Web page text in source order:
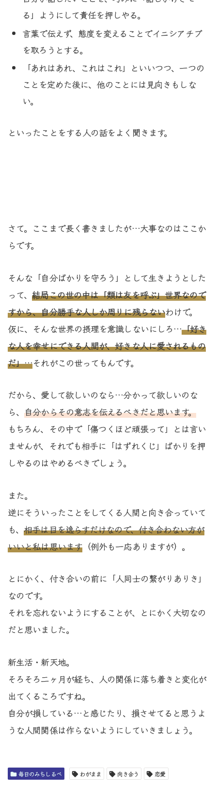
る」ようにして責任を押しやる。
言葉で伝えず、態度を変えることでイニシアチブ
を取ろうとする。
「あれはあれ、これはこれ」といいつつ、一つの
ことを定めた後に、他のことには見向きもしな
い。
といったことをする人の話をよく聞きます。
さて。ここまで長く書きましたが…大事なのはここか
らです。
そんな「自分ばかりを守ろう」として生きようとした
って、結局この世の中は「類は友を呼ぶ」世界なので
すから、自分勝手な人しか周りに残らないわけで。
仮に、そんな世界の摂理を意識しないにしろ…「好き
な人を幸せにできる人間が、好きな人に愛されるもの
だ」…それがこの世ってもんです。
だから、愛して欲しいのなら…分かって欲しいのな
ら、自分からその意志を伝えるべきだと思います。
もちろん、その中で「傷つくほど頑張って」とは言い
ませんが、それでも相手に「はずれくじ」ばかりを押
しやるのはやめるべきでしょう。
また。
逆にそういったことをしてくる人間と向き合っていて
も、相手は目を逸らすだけなので、付き合わない方が
いいと私は思います（例外も一応ありますが）。
とにかく、付き合いの前に「人同士の繋がりありき」
なのです。
それを忘れないようにすることが、とにかく大切なの
だと思いました。
新生活・新天地。
そろそろ二ヶ月が経ち、人の関係に落ち着きと変化が
出てくるころですね。
自分が損している…と感じたり、損させてると思うよ
うな人間関係は作らないようにしていきましょう。
毎日のみちしるべ わがまま 向き合う 恋愛